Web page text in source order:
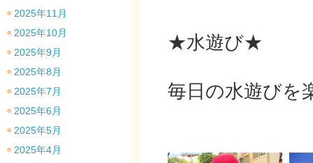
★水遊び★
毎日の水遊びを
2025年11月
2025年10月
2025年9月
2025年8月
2025年7月
2025年6月
2025年5月
2025年4月